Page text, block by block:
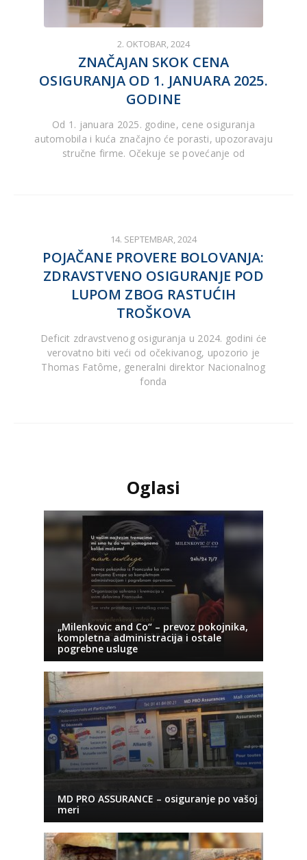
2. OKTOBAR, 2024
ZNAČAJAN SKOK CENA
OSIGURANJA OD 1. JANUARA 2025.
GODINE
Od 1. januara 2025. godine, cene osiguranja
automobila i kuća značajno će porasti, upozoravaju
stručne firme. Očekuje se povećanje od
14. SEPTEMBAR, 2024
POJAČANE PROVERE BOLOVANJA:
ZDRAVSTVENO OSIGURANJE POD
LUPOM ZBOG RASTUĆIH
TROŠKOVA
Deficit zdravstvenog osiguranja u 2024. godini će
verovatno biti veći od očekivanog, upozorio je
Thomas Fatôme, generalni direktor Nacionalnog
fonda
Oglasi
„Milenkovic and Co“ – prevoz pokojnika,
kompletna administracija i ostale
pogrebne usluge
MD PRO ASSURANCE – osiguranje po vašoj
meri